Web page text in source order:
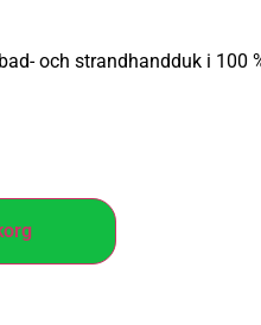
och strandhandduk i 100